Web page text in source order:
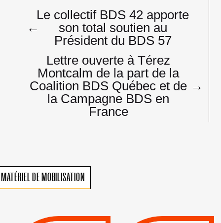
Navigation
de
l’article
←
Le collectif BDS 42 apporte
son total soutien au
Président du BDS 57
Lettre ouverte à Térez
Montcalm de la part de la
Coalition BDS Québec et de
la Campagne BDS en
France
→
MATÉRIEL DE MOBILISATION